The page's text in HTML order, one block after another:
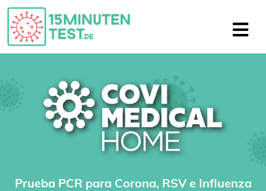
Prueba PCR para Corona, RSV e Influenza